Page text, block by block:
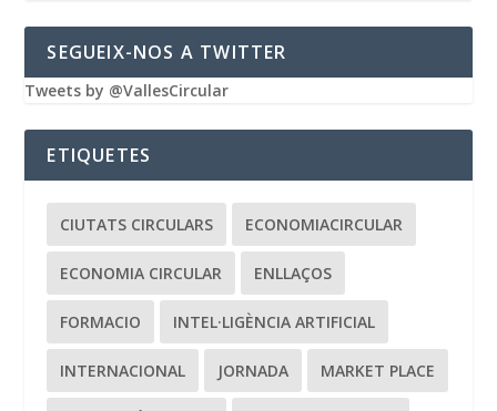
SEGUEIX-NOS A TWITTER
Tweets by @VallesCircular
ETIQUETES
CIUTATS CIRCULARS ECONOMIACIRCULAR
ECONOMIA CIRCULAR ENLLAÇOS
FORMACIO INTEL·LIGÈNCIA ARTIFICIAL
INTERNACIONAL JORNADA MARKET PLACE